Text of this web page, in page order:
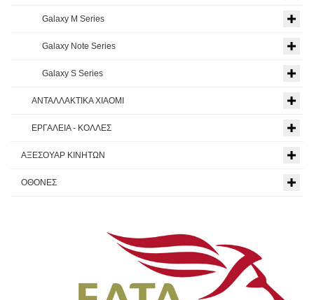
Galaxy M Series
Galaxy Note Series
Galaxy S Series
ΑΝΤΑΛΛΑΚΤΙΚΑ XIAOMI
ΕΡΓΑΛΕΙΑ - ΚΟΛΛΕΣ
ΑΞΕΣΟΥΑΡ ΚΙΝΗΤΩΝ
ΟΘΟΝΕΣ